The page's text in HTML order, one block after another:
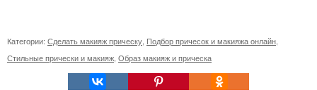
Категории: Сделать макияж прическу Подбор причесок и макияжа онлайн
Стильные прически и макияж Образ макияж и прическа